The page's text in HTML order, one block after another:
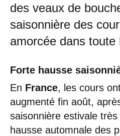
des veaux de
saisonnière des
amorcée dans toute
Forte hausse
En France, les cours
augmenté fin août,
saisonnière estivale
hausse automnale des